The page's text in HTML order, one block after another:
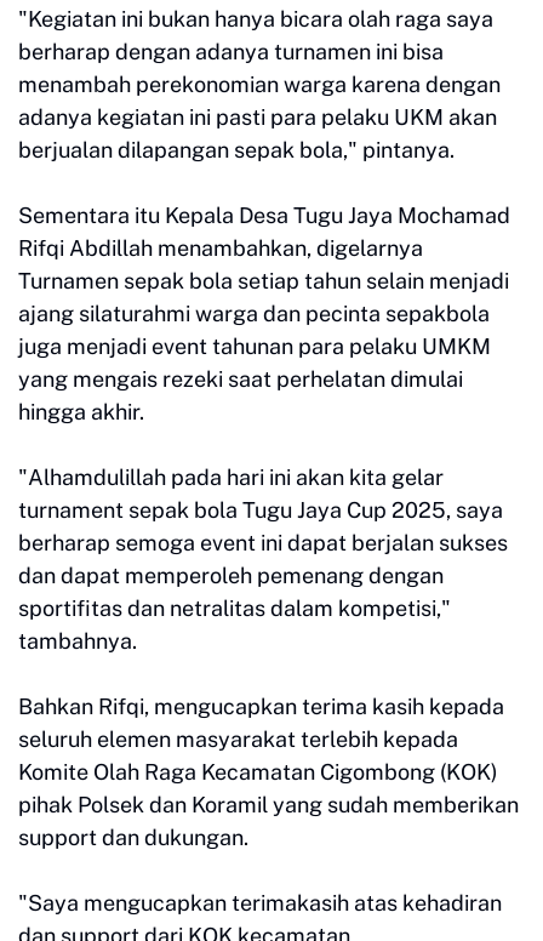
"Kegiatan ini bukan hanya bicara olah raga saya
berharap dengan adanya turnamen ini bisa
menambah perekonomian warga karena dengan
adanya kegiatan ini pasti para pelaku UKM akan
berjualan dilapangan sepak bola," pintanya.
Sementara itu Kepala Desa Tugu Jaya Mochamad
Rifqi Abdillah menambahkan, digelarnya
Turnamen sepak bola setiap tahun selain menjadi
ajang silaturahmi warga dan pecinta sepakbola
juga menjadi event tahunan para pelaku UMKM
yang mengais rezeki saat perhelatan dimulai
hingga akhir.
"Alhamdulillah pada hari ini akan kita gelar
turnament sepak bola Tugu Jaya Cup 2025, saya
berharap semoga event ini dapat berjalan sukses
dan dapat memperoleh pemenang dengan
sportifitas dan netralitas dalam kompetisi,"
tambahnya.
Bahkan Rifqi, mengucapkan terima kasih kepada
seluruh elemen masyarakat terlebih kepada
Komite Olah Raga Kecamatan Cigombong (KOK)
pihak Polsek dan Koramil yang sudah memberikan
support dan dukungan.
"Saya mengucapkan terimakasih atas kehadiran
dan support dari KOK kecamatan